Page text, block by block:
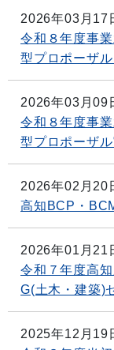
2026年03月17
令和８年度事
型プロポーザ
2026年03月09
令和８年度事
型プロポーザ
2026年02月20
高知BCP・
2026年01月21
令和７年度高
G(土木・建築)
2025年12月19